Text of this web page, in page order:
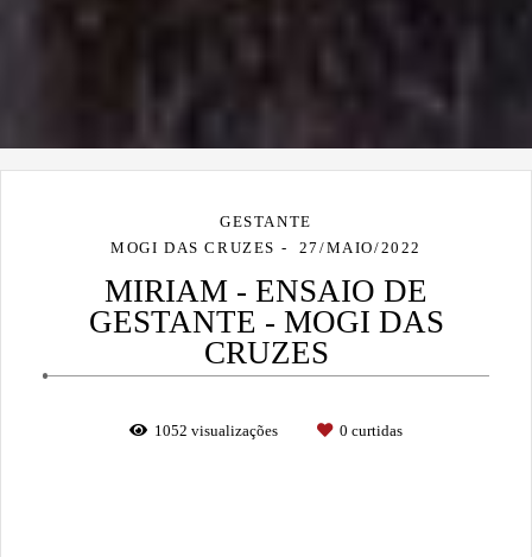
GESTANTE
MOGI DAS CRUZES
27/MAIO/2022
MIRIAM - ENSAIO DE
GESTANTE - MOGI DAS
CRUZES
1052 visualizações 0 curtidas